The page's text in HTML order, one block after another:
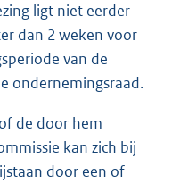
ligt niet eerder
dan 2 weken voor
van de
ondernemingsraad.
de door hem
kan zich bij
door een of